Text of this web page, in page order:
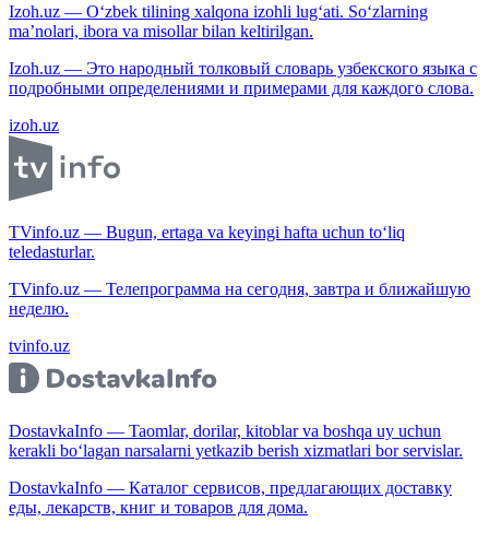
Izoh.uz — O‘zbek tilining xalqona izohli lug‘ati. So‘zlarning
ma’nolari, ibora va misollar bilan keltirilgan.
Izoh.uz — Это народный толковый словарь узбекского языка с
подробными определениями и примерами для каждого слова.
izoh.uz
TVinfo.uz — Bugun, ertaga va keyingi hafta uchun to‘liq
teledasturlar.
TVinfo.uz — Телепрограмма на сегодня, завтра и ближайшую
неделю.
tvinfo.uz
DostavkaInfo — Taomlar, dorilar, kitoblar va boshqa uy uchun
kerakli bo‘lagan narsalarni yetkazib berish xizmatlari bor servislar.
DostavkaInfo — Каталог сервисов, предлагающих доставку
еды, лекарств, книг и товаров для дома.